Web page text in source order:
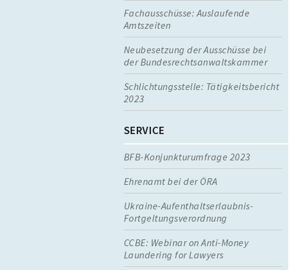
Fachausschüsse: Auslaufende
Amtszeiten
Neubesetzung der Ausschüsse bei
der Bundesrechtsanwaltskammer
Schlichtungsstelle: Tätigkeitsbericht
2023
SERVICE
BFB-Konjunkturumfrage 2023
Ehrenamt bei der ÖRA
Ukraine-Aufenthaltserlaubnis-
Fortgeltungsverordnung
CCBE: Webinar on Anti-Money
Laundering for Lawyers